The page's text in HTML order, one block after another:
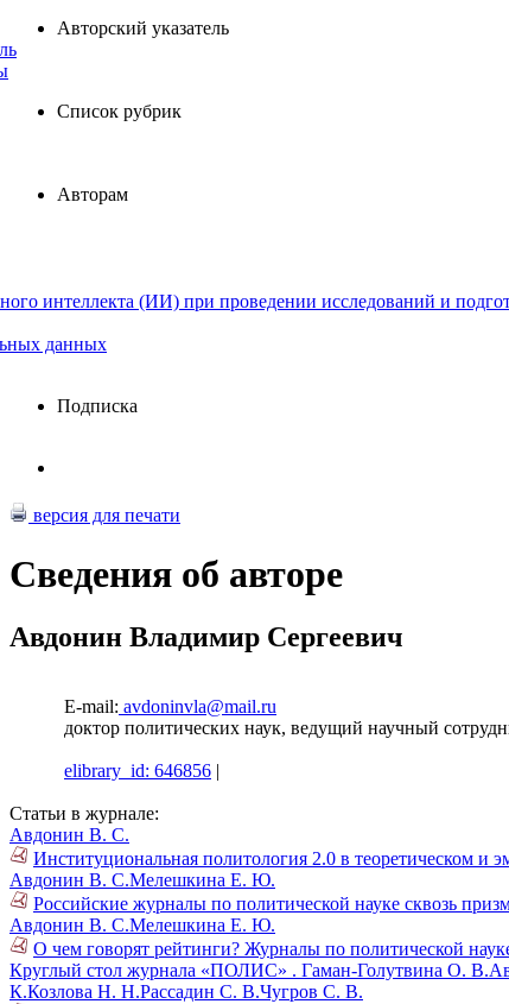
Авторский указатель
Список рубрик
Авторам
интеллекта (ИИ) при проведении исследований и
данных
Подписка
версия для печати
Сведения об авторе
Авдонин Владимир Сергеевич
E-mail: avdoninvla@mail.ru
доктор политических наук, ведущий научный
elibrary_id: 646856 |
Статьи в журнале:
Авдонин В. С.
Институциональная политология 2.0 в теоретическом и
Авдонин В. С.Мелешкина Е. Ю.
Российские журналы по политической науке сквозь
Авдонин В. С.Мелешкина Е. Ю.
О чем говорят рейтинги? Журналы по политической
Круглый стол журнала «ПОЛИС» . Гаман-Голутвина О. В.
К.Козлова Н. Н.Рассадин С. В.Чугров С. В.